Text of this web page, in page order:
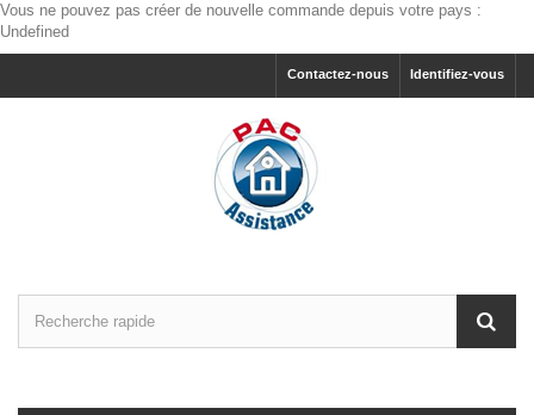
Vous ne pouvez pas créer de nouvelle commande depuis votre pays :
Undefined
Identifiez-vous
Contactez-nous